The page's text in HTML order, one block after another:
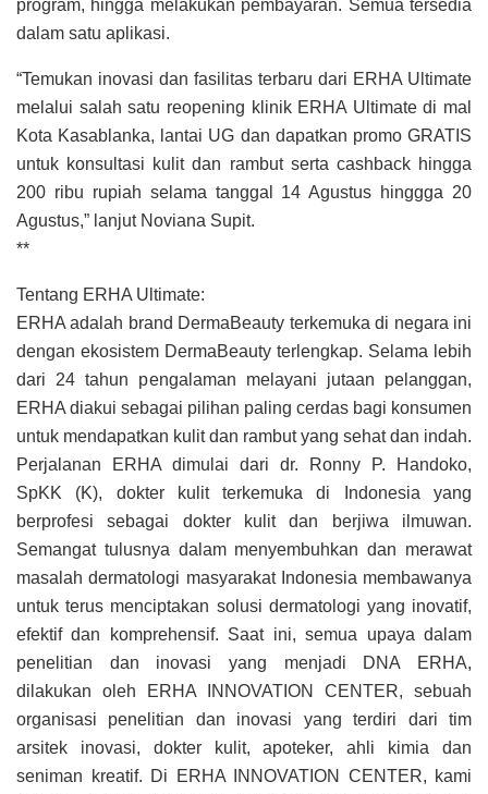
program, hingga melakukan pembayaran. Semua tersedia
dalam satu aplikasi.
“Temukan inovasi dan fasilitas terbaru dari ERHA Ultimate
melalui salah satu reopening klinik ERHA Ultimate di mal
Kota Kasablanka, lantai UG dan dapatkan promo GRATIS
untuk konsultasi kulit dan rambut serta cashback hingga
200 ribu rupiah selama tanggal 14 Agustus hinggga 20
Agustus,” lanjut Noviana Supit.
**
Tentang ERHA Ultimate:
ERHA adalah brand DermaBeauty terkemuka di negara ini
dengan ekosistem DermaBeauty terlengkap. Selama lebih
dari 24 tahun pengalaman melayani jutaan pelanggan,
ERHA diakui sebagai pilihan paling cerdas bagi konsumen
untuk mendapatkan kulit dan rambut yang sehat dan indah.
Perjalanan ERHA dimulai dari dr. Ronny P. Handoko,
SpKK (K), dokter kulit terkemuka di Indonesia yang
berprofesi sebagai dokter kulit dan berjiwa ilmuwan.
Semangat tulusnya dalam menyembuhkan dan merawat
masalah dermatologi masyarakat Indonesia membawanya
untuk terus menciptakan solusi dermatologi yang inovatif,
efektif dan komprehensif. Saat ini, semua upaya dalam
penelitian dan inovasi yang menjadi DNA ERHA,
dilakukan oleh ERHA INNOVATION CENTER, sebuah
organisasi penelitian dan inovasi yang terdiri dari tim
arsitek inovasi, dokter kulit, apoteker, ahli kimia dan
seniman kreatif. Di ERHA INNOVATION CENTER, kami